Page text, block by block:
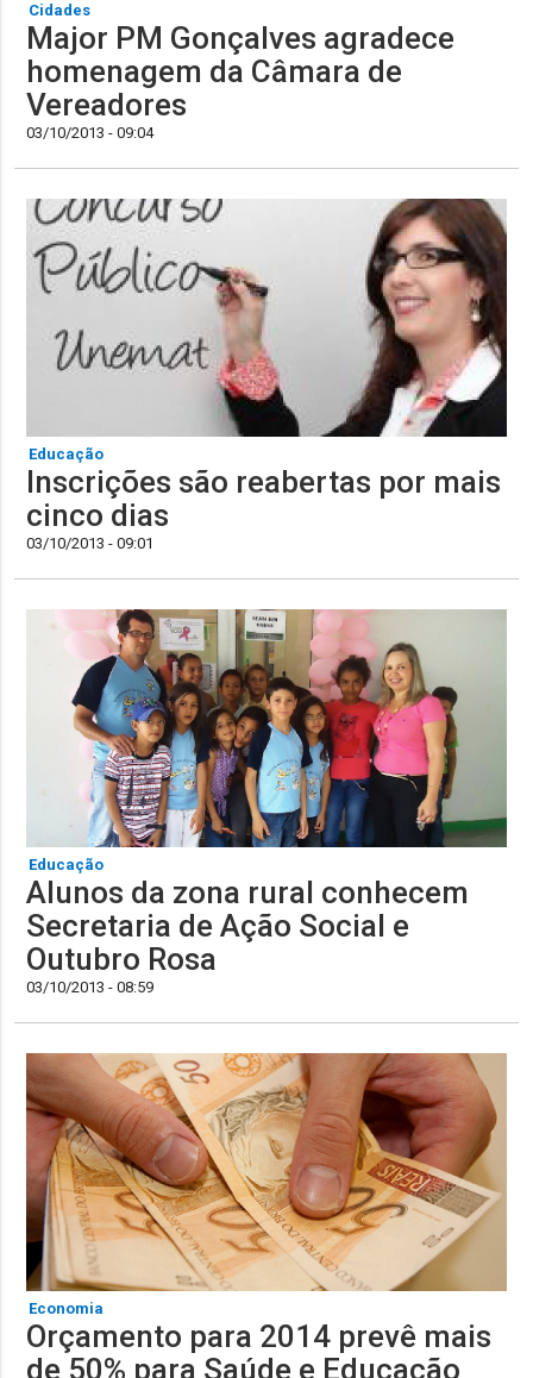
Cidades
Major PM Gonçalves agradece
homenagem da Câmara de
Vereadores
03/10/2013 - 09:04
Educação
Inscrições são reabertas por mais
cinco dias
03/10/2013 - 09:01
Educação
Alunos da zona rural conhecem
Secretaria de Ação Social e
Outubro Rosa
03/10/2013 - 08:59
Economia
Orçamento para 2014 prevê mais
de 50% para Saúde e Educação